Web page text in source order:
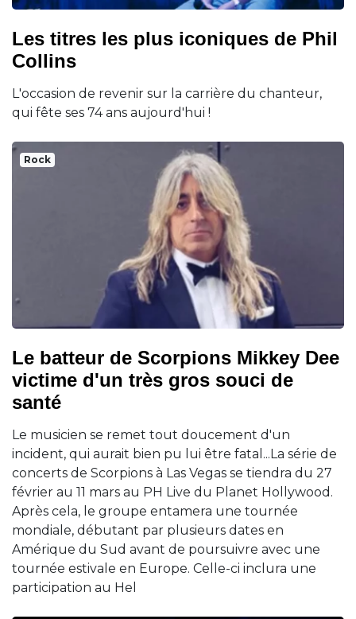
Les titres les plus iconiques de Phil
Collins
L'occasion de revenir sur la carrière du chanteur,
qui fête ses 74 ans aujourd'hui !
Rock
Le batteur de Scorpions Mikkey Dee
victime d'un très gros souci de
santé
Le musicien se remet tout doucement d'un
incident, qui aurait bien pu lui être fatal...La série de
concerts de Scorpions à Las Vegas se tiendra du 27
février au 11 mars au PH Live du Planet Hollywood.
Après cela, le groupe entamera une tournée
mondiale, débutant par plusieurs dates en
Amérique du Sud avant de poursuivre avec une
tournée estivale en Europe. Celle-ci inclura une
participation au Hel